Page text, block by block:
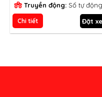
Truyền động:Số tự động
Chi tiết Đặt xe